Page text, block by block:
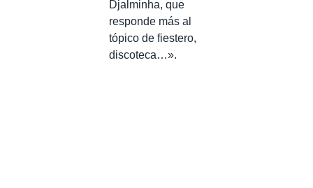
Djalminha, que
responde más al
tópico de fiestero,
discoteca…».